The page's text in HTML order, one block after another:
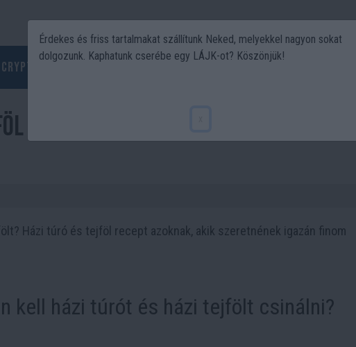
Crypto Politika DIY Utazás
készítése - nem nehéz, vágj bele
Házi túró és tejföl recept azoknak, akik szeretnének igazán finom
kell házi túrót és házi tejfölt csinálni?
Érdekes és friss tartalmakat szállítunk Neked, melyekkel nagyon sokat
dolgozunk. Kaphatunk cserébe egy LÁJK-ot? Köszönjük!